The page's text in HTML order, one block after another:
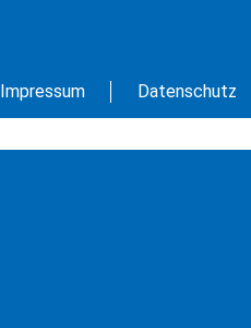
Impressum Datenschutz